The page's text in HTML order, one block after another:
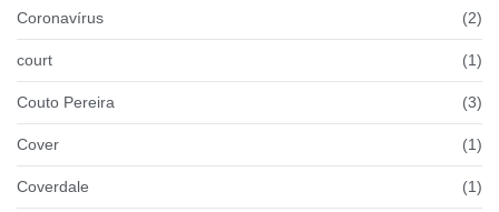
Coronavírus (2)
court (1)
Couto Pereira (3)
Cover (1)
Coverdale (1)